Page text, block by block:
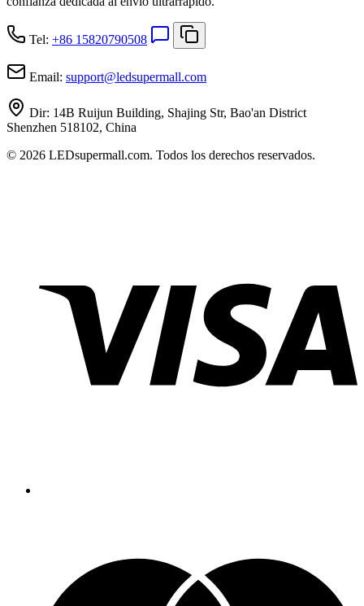
Tel: +86 15820790508
Email: support@ledsupermall.com
Dir: 14B Ruijun Building, Shajing Str, Bao'an District
Shenzhen 518102, China
© 2026 LEDsupermall.com. Todos los derechos reservados.